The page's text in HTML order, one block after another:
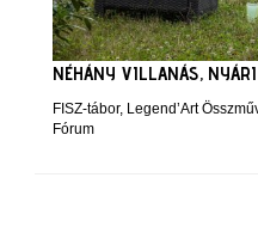
NÉHÁNY VILLANÁS,
FISZ-tábor, Legend’Art
Fórum